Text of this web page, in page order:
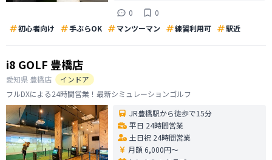
0
0
初心者向け
手ぶらOK マンツーマン 練習利用可 駅近
i8 GOLF 豊橋店
愛知県 豊橋店
インドア
フルDXによる24時間営業！最新シミュレーションゴルフ
JR豊橋駅から徒歩で15分
平日 24時間営業
土日祝 24時間営業
月額 6,000円〜